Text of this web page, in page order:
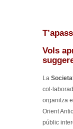
Vols
La
organitza
Orient
públic